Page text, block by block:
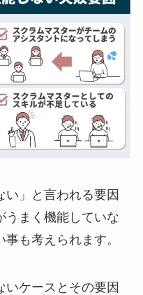
い」と言われる要因
うまく機能していな
も考えられます。
いケースとその要因